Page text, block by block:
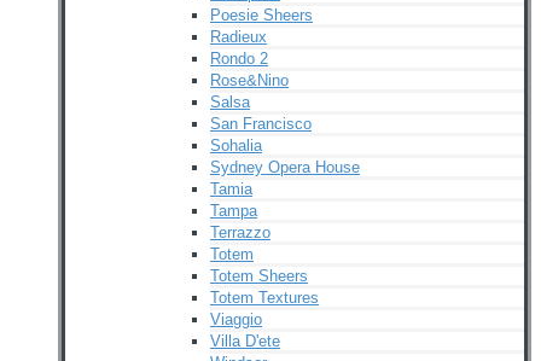
Poesie Sheers
Radieux
Rondo 2
Rose&Nino
Salsa
San Francisco
Sohalia
Sydney Opera House
Tamia
Tampa
Terrazzo
Totem
Totem Sheers
Totem Textures
Viaggio
Villa D'ete